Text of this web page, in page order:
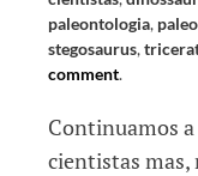
paleontologia,
stegosaurus,
comment.
Continuamos
cientistas mas,